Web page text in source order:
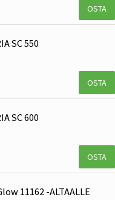
OSTA
SC 550
OSTA
SC 600
OSTA
11162 -ALTAALLE